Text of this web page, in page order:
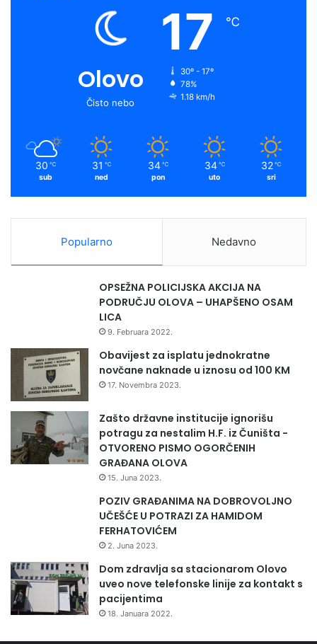
Olovo
Čisto nebo
17 ℃
30º - 17º
78%
1.18 km/h
30 ℃
sub
31 ℃
ned
34 ℃
pon
34 ℃
uto
32 ℃
sri
Popularno Nedavno
OPSEŽNA POLICIJSKA AKCIJA NA
PODRUČJU OLOVA – UHAPŠENO OSAM
LICA
9. Februara 2022.
Obavijest za isplatu jednokratne
novčane naknade u iznosu od 100 KM
17. Novembra 2023.
Zašto državne institucije ignorišu
potragu za nestalim H.F. iz Čuništa -
OTVORENO PISMO OGORČENIH
GRAĐANA OLOVA
15. Juna 2023.
POZIV GRAĐANIMA NA DOBROVOLJNO
UČEŠĆE U POTRAZI ZA HAMIDOM
FERHATOVIĆEM
2. Juna 2023.
Dom zdravlja sa stacionarom Olovo
uveo nove telefonske linije za kontakt s
pacijentima
18. Januara 2022.